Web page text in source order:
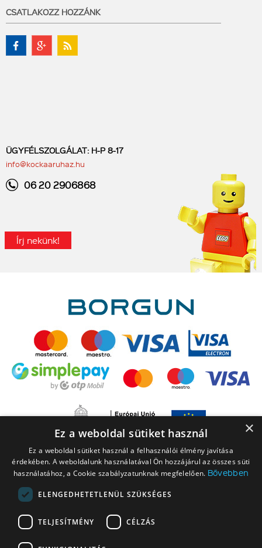
CSATLAKOZZ HOZZÁNK
ÜGYFÉLSZOLGÁLAT: H-P 8-17
info@kockaaruhaz.hu
06 20 2906868
Írj nekünk!
A LEGO elnevezés, a LEGO logó, a Minifigure, a DUPLO, a DUPLO logó, a
NINJAGO, a NINJAGO logó, a FRIENDS logó, a HIDDEN SIDE logó, a MINIFIGURES
logó, a MINDSTORMS, a MINDSTORMS logó, a VIDIYO, a NEXO KNIGHTS,
×
Ez a weboldal sütiket használ
Ez a weboldal sütiket használ a felhasználói élmény javítása
érdekében. A weboldalunk használatával Ön hozzájárul az összes süti
használatához, a Cookie szabályzatunknak megfelelően. Bővebben
ELENGEDHETETLENÜL SZÜKSÉGES
TELJESÍTMÉNY CÉLZÁS